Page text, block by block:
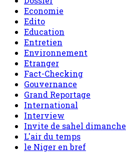
Economie
Edito
Education
Entretien
Environnement
Etranger
Fact-Checking
Gouvernance
Grand Reportage
International
Interview
Invite de sahel dimanche
L'air du temps
le Niger en bref